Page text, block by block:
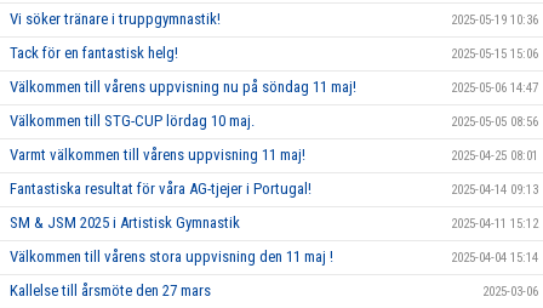
Vi söker tränare i truppgymnastik! 2025-05-19 10:36
Tack för en fantastisk helg! 2025-05-15 15:06
Välkommen till vårens uppvisning nu på söndag 11 maj! 2025-05-06 14:47
Välkommen till STG-CUP lördag 10 maj. 2025-05-05 08:56
Varmt välkommen till vårens uppvisning 11 maj! 2025-04-25 08:01
Fantastiska resultat för våra AG-tjejer i Portugal! 2025-04-14 09:13
SM & JSM 2025 i Artistisk Gymnastik 2025-04-11 15:12
Välkommen till vårens stora uppvisning den 11 maj ! 2025-04-04 15:14
Kallelse till årsmöte den 27 mars 2025-03-06